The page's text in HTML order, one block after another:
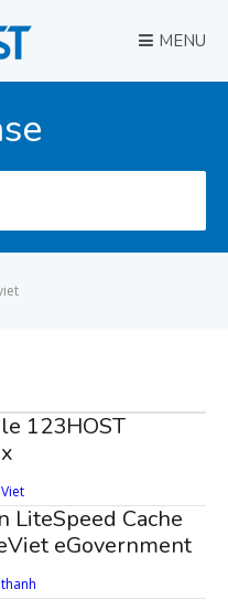
MENU
123HOST
LiteSpeed Cache
eGovernment